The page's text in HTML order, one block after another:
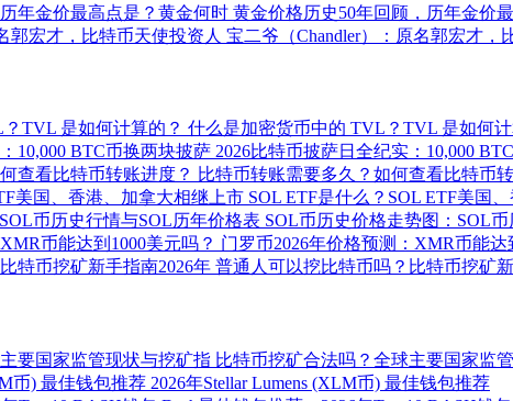
黄金价格历史50年回顾，历年金价
宝二爷（Chandler）：原名郭宏才，
什么是加密货币中的 TVL？TVL 是如何计
2026比特币披萨日全纪实：10,000
比特币转账需要多久？如何查看比特币
SOL ETF是什么？SOL ETF美国
SOL币历史价格走势图：SOL
门罗币2026年价格预测：XMR币能达
普通人可以挖比特币吗？比特币挖矿
比特币挖矿合法吗？全球主要国家监
2026年Stellar Lumens (XLM币) 最佳钱包推荐